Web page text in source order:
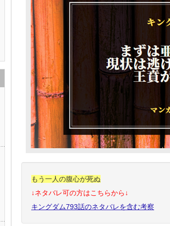
もう一人の腹心が死ぬ
↓ネタバレ可の方はこちらから↓
キングダム793話のネタバレを含む考察